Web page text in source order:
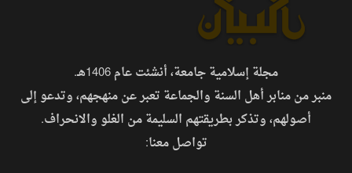
مجلة إسلامية جامعة، أنشئت عام 1406هـ.
منبر من منابر أهل السنة والجماعة تعبر عن منهجهم، وتدعو إلى
أصولهم، وتذكر بطريقتهم السليمة من الغلو والانحراف.
تواصل معنا: